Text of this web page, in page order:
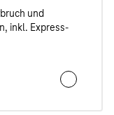
Unfall- und